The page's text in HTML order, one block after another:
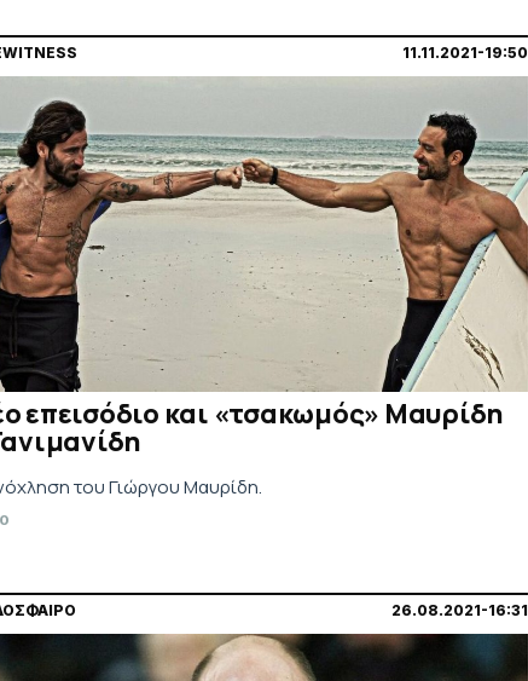
11.11.2021-19:50
επεισόδιο και «τσακωμός» Μαυρίδη
του Γιώργου Μαυρίδη.
26.08.2021-16:31